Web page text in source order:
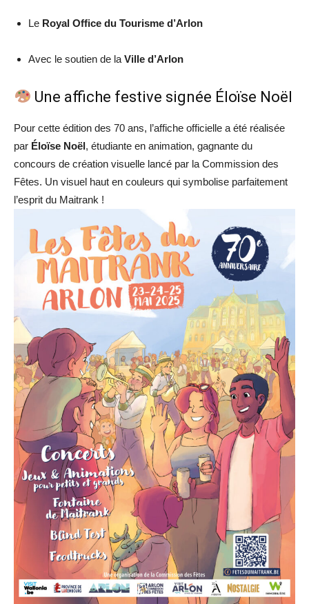
Le Royal Office du Tourisme d’Arlon
Avec le soutien de la Ville d’Arlon
Une affiche festive signée Éloïse Noël
Pour cette édition des 70 ans, l’affiche officielle a été réalisée
par Éloïse Noël, étudiante en animation, gagnante du
concours de création visuelle lancé par la Commission des
Fêtes. Un visuel haut en couleurs qui symbolise parfaitement
l’esprit du Maitrank !